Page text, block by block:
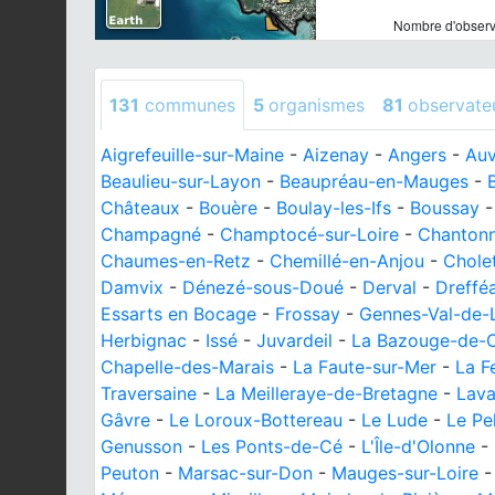
Nombre
131 communes 5 organismes 81
Aigrefeuille-sur-Maine - Aizenay - Angers -
Beaulieu-sur-Layon - Beaupréau-en-Mauges -
Châteaux - Bouère - Boulay-les-Ifs - Boussay
Champagné - Champtocé-sur-Loire -
Chaumes-en-Retz - Chemillé-en-Anjou -
Damvix - Dénezé-sous-Doué - Derval -
Essarts en Bocage - Frossay - Gennes-Val-de-
Herbignac - Issé - Juvardeil - La Bazouge-de-
Chapelle-des-Marais - La Faute-sur-Mer - La
Traversaine - La Meilleraye-de-Bretagne -
Gâvre - Le Loroux-Bottereau - Le Lude - Le
Genusson - Les Ponts-de-Cé - L'Île-d'Olonne -
Peuton - Marsac-sur-Don - Mauges-sur-Loire